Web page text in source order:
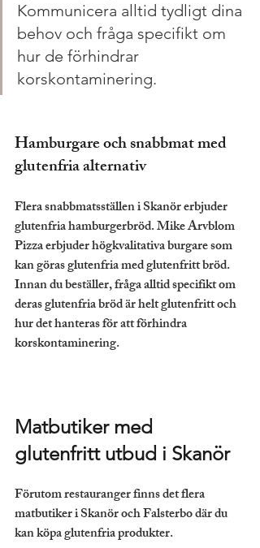
Kommunicera alltid tydligt dina
behov och fråga specifikt om
hur de förhindrar
korskontaminering.
Hamburgare och snabbmat med
glutenfria alternativ
Flera snabbmatsställen i Skanör erbjuder
glutenfria hamburgerbröd. Mike Arvblom
Pizza erbjuder högkvalitativa burgare som
kan göras glutenfria med glutenfritt bröd.
Innan du beställer, fråga alltid specifikt om
deras glutenfria bröd är helt glutenfritt och
hur det hanteras för att förhindra
korskontaminering.
Matbutiker med
glutenfritt utbud i Skanör
Förutom restauranger finns det flera
matbutiker i Skanör och Falsterbo där du
kan köpa glutenfria produkter.